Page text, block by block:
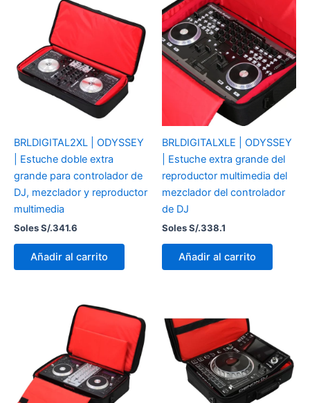
BRLDIGITAL2XL | ODYSSEY
| Estuche doble extra
grande para controlador de
DJ, mezclador y reproductor
multimedia
Soles S/.341.6
Añadir al carrito
BRLDIGITALXLE | ODYSSEY
| Estuche extra grande del
reproductor multimedia del
mezclador del controlador
de DJ
Soles S/.338.1
Añadir al carrito